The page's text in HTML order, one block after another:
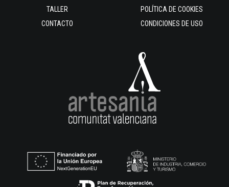
TALLER
CONTACTO
POLÍTICA DE COOKIES
CONDICIONES DE USO